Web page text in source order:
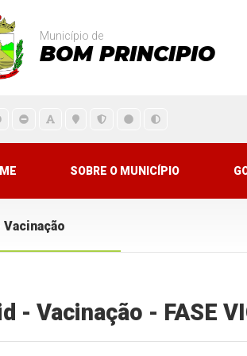
Município de
BOM PRINCIPIO
SOBRE O MUNICÍPIO
- Vacinação - FASE